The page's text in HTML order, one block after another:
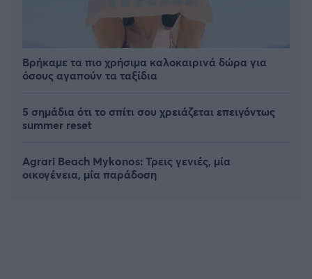
Βρήκαμε τα πιο χρήσιμα καλοκαιρινά δώρα για
όσους αγαπούν τα ταξίδια
5 σημάδια ότι το σπίτι σου χρειάζεται επειγόντως
summer reset
Agrari Beach Mykonos: Τρεις γενιές, μία
οικογένεια, μία παράδοση